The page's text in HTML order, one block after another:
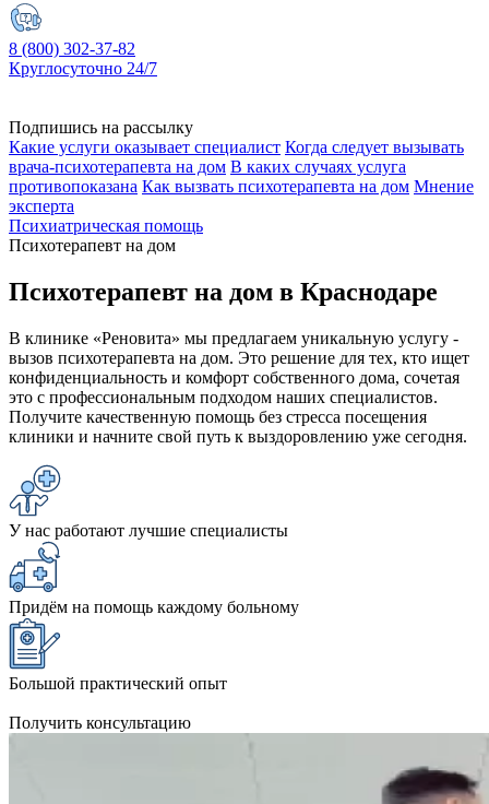
8 (800) 302-37-82
Круглосуточно 24/7
Подпишись на рассылку
Какие услуги оказывает специалист Когда следует вызывать
врача-психотерапевта на дом В каких случаях услуга
противопоказана Как вызвать психотерапевта на дом Мнение
эксперта
Психиатрическая помощь
Психотерапевт на дом
Психотерапевт на дом в Краснодаре
В клинике «Реновита» мы предлагаем уникальную услугу -
вызов психотерапевта на дом. Это решение для тех, кто ищет
конфиденциальность и комфорт собственного дома, сочетая
это с профессиональным подходом наших специалистов.
Получите качественную помощь без стресса посещения
клиники и начните свой путь к выздоровлению уже сегодня.
У нас работают лучшие специалисты
Придём на помощь каждому больному
Большой практический опыт
Получить консультацию